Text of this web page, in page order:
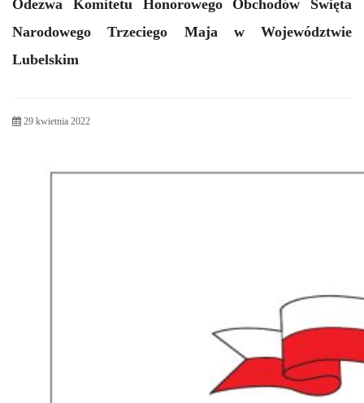
Odezwa Komitetu Honorowego Obchodów Święta
Narodowego Trzeciego Maja w Województwie
Lubelskim
29 kwietnia 2022